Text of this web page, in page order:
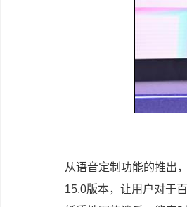
从语音定制功能的推出
15.0版本，让用户对于